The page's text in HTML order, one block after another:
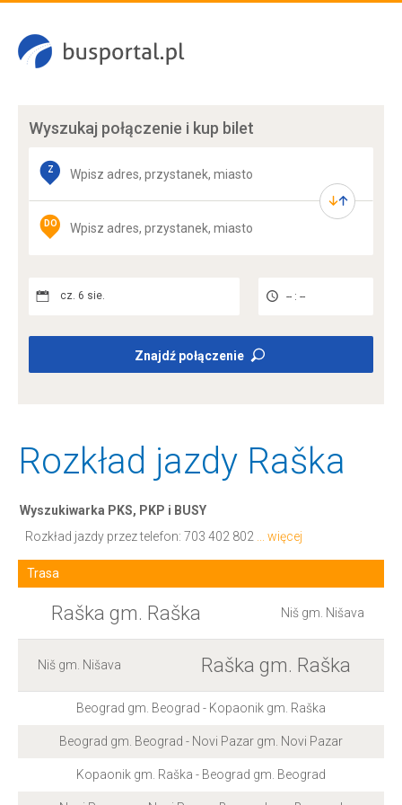
Wyszukaj połączenie i kup bilet
Z
DO
cz. 6 sie. -- : --
Znajdź połączenie
Rozkład jazdy Raška
Wyszukiwarka PKS, PKP i BUSY
Rozkład jazdy przez telefon: 703 402 802 ... więcej
Trasa
Raška gm. Raška Niš gm. Nišava
Niš gm. Nišava Raška gm. Raška
Beograd gm. Beograd - Kopaonik gm. Raška
Beograd gm. Beograd - Novi Pazar gm. Novi Pazar
Kopaonik gm. Raška - Beograd gm. Beograd